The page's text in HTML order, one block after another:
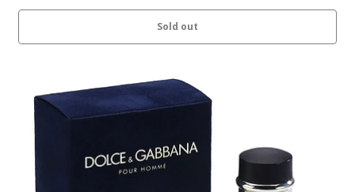
Sold out